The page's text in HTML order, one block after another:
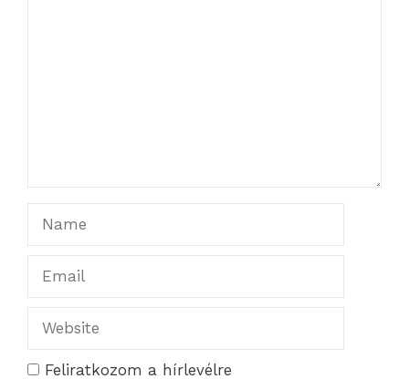
Website
Feliratkozom a hírlevélre